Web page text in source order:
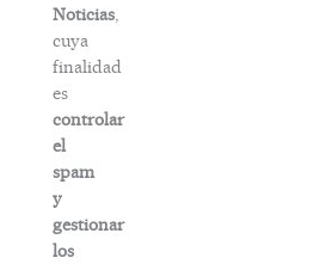
Noticias,
cuya
finalidad
es
controlar
el
spam
y
gestionar
los